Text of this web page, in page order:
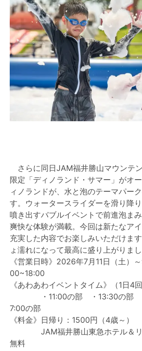
さらに同日JAM福井勝山マウンテ
限定「ディノランド・サマー」がオ
ィノランドが、水と泡のテーマパー
す。ウォータースライダーを滑り降
噴き出すバブルイベントで前進泡まみ
爽快な体験が満載。今回は新たなア
充実した内容でお楽しみいただけま
ょ濡れになって最高に盛り上がりまし
《営業日時》2026年7月11日（土）
00~18:00
《あわあわイベントタイム》（1日4回
・11:00の部 ・13:30の部
7:00の部
《料金》日帰り：1500円（4歳～）
JAM福井勝山東急ホテル＆リ
無料